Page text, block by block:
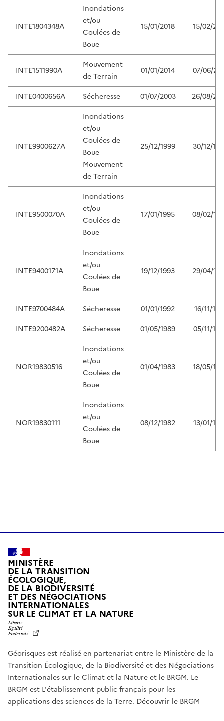
INTE1804348A
Inondations
et/ou
Coulées de
Boue
15/01/2018 15/02/
INTE1511990A
Mouvement
de Terrain
01/01/2014 07/06/
INTE0400656A Sécheresse 01/07/2003 26/08/
INTE9900627A
Inondations
et/ou
Coulées de
Boue
Mouvement
de Terrain
25/12/1999 30/12/
INTE9500070A
Inondations
et/ou
Coulées de
Boue
17/01/1995 08/02/
INTE9400171A
Inondations
et/ou
Coulées de
Boue
19/12/1993 29/04/
INTE9700484A Sécheresse 01/01/1992
16/11/
INTE9200482A
Sécheresse 01/05/1989 05/11/
NOR19830516
Inondations
et/ou
Coulées de
Boue
01/04/1983 18/05/
NOR19830111
Inondations
et/ou
Coulées de
Boue
08/12/1982 13/01/
MINISTÈRE
DE LA TRANSITION
ÉCOLOGIQUE,
DE LA BIODIVERSITÉ
ET DES NÉGOCIATIONS
INTERNATIONALES
SUR LE CLIMAT ET LA NATUREL
T
É
,
É
G
A
L
Géorisques est réalisé en partenariat entre le Ministère de la
Transition Écologique, de la Biodiversité et des Négociations
Internationales sur le Climat et la Nature et le BRGM. Le
BRGM est L'établissement public français pour les
applications des sciences de la Terre. Découvrir le BRGM